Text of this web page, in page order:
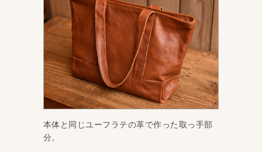
本体と同じユーフラテの革で作った取っ手部
分。